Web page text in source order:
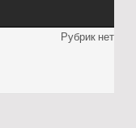
Рубрик нет